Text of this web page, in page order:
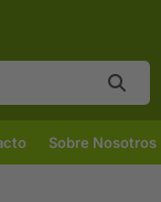
Sobre Nosotros